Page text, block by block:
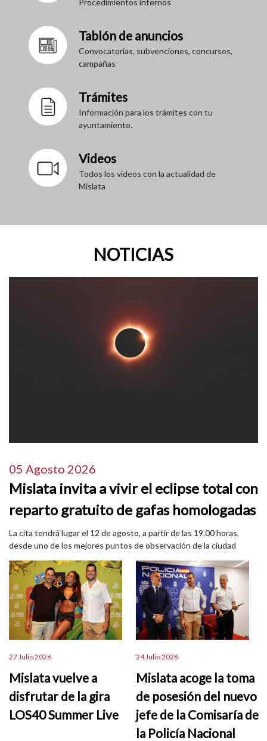
Tablón de anuncios
Convocatorias, subvenciones, concursos,
campañas
Trámites
Información para los trámites con tu
ayuntamiento.
Videos
Todos los videos con la actualidad de
Mislata
NOTICIAS
05 Agosto 2026
Mislata invita a vivir el eclipse total con
reparto gratuito de gafas homologadas
La cita tendrá lugar el 12 de agosto, a partir de las 19.00 horas,
desde uno de los mejores puntos de observación de la ciudad
27 Julio 2026
Mislata vuelve a
disfrutar de la gira
LOS40 Summer Live
24 Julio 2026
Mislata acoge la toma
de posesión del nuevo
jefe de la Comisaría de
la Policía Nacional